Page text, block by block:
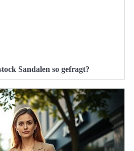
Sandalen so gefragt?